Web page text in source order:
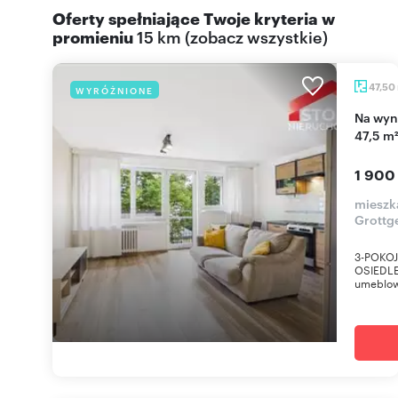
Oferty spełniające Twoje kryteria w
promieniu15 km (zobacz wszystkie)
WYRÓŻNIONE 47,50
Na wynajem komfortowe 3-pokojowe mieszkanie
47,5
1 900
3-